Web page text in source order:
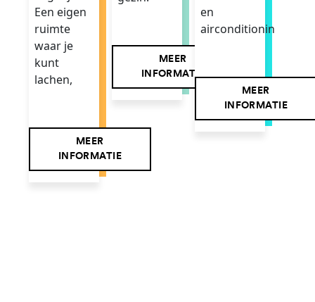
Een eigen
ruimte
waar je
kunt
lachen,
MEER
INFORMATIE
MEER
INFORMATIE
en
airconditionin
MEER
INFORMATIE